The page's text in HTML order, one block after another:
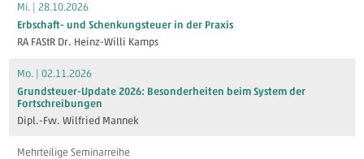
Mi. | 28.10.2026
Erbschaft- und Schenkungsteuer in der Praxis
RA FAStR Dr. Heinz-Willi Kamps
Mo. | 02.11.2026
Grundsteuer-Update 2026: Besonderheiten beim System der
Fortschreibungen
Dipl.-Fw. Wilfried Mannek
Mehrteilige Seminarreihe